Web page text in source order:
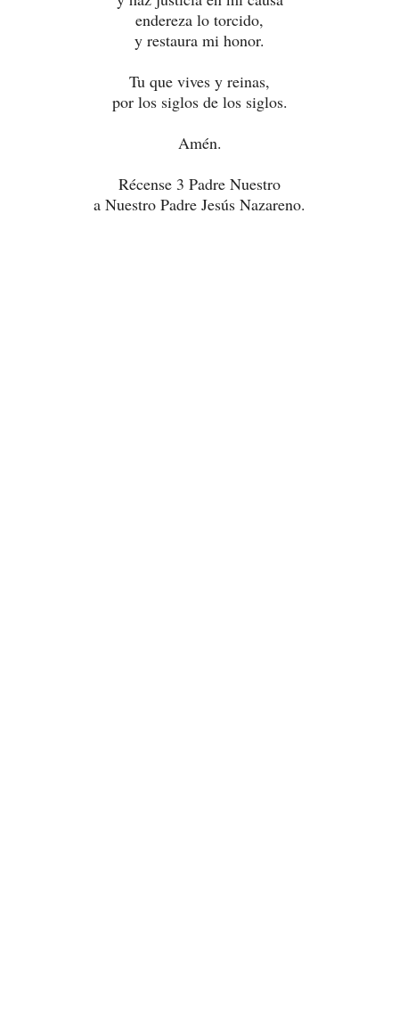
endereza lo torcido,
y restaura mi honor.
Tu que vives y reinas,
por los siglos de los siglos.
Amén.
Récense 3 Padre Nuestro
a Nuestro Padre Jesús Nazareno.